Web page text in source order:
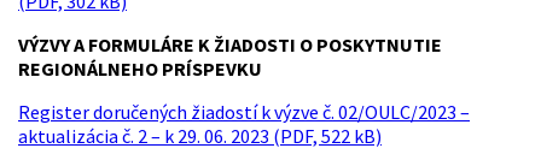
VÝZVY A FORMULÁRE K ŽIADOSTI O POSKYTNUTIE
REGIONÁLNEHO PRÍSPEVKU
Register doručených žiadostí k výzve č. 02/OULC/2023 –
aktualizácia č. 2 – k 29. 06. 2023 (PDF, 522 kB)